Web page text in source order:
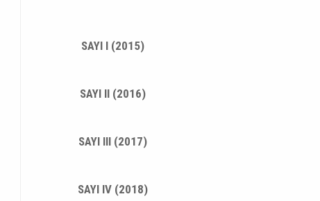
SAYI I (2015)
SAYI II (2016)
SAYI III (2017)
SAYI IV (2018)